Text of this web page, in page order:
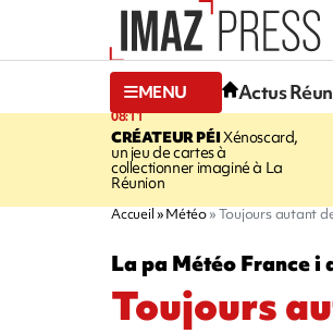
MENU Actus
08:11
CRÉATEUR PÉIXénoscard,
un jeu de cartes à
collectionner imaginé à La
Réunion
Accueil Météo Toujours autant
La pa Météo France i
Toujours